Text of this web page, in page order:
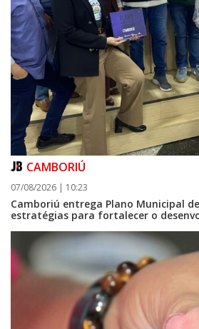
08/08/2026 | 07:00
Setor judicial de medicamentos de BC estará
agosto para realização de inventário
CAMBORIÚ
07/08/2026 | 10:23
Camboriú entrega Plano Municipal
estratégias para fortalecer o